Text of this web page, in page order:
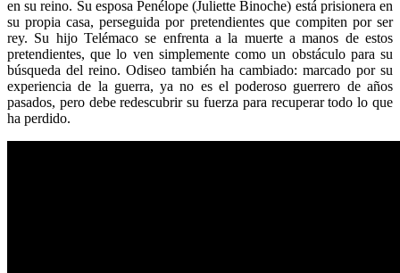
en su reino. Su esposa Penélope (Juliette Binoche) está prisionera en
su propia casa, perseguida por pretendientes que compiten por ser
rey. Su hijo Telémaco se enfrenta a la muerte a manos de estos
pretendientes, que lo ven simplemente como un obstáculo para su
búsqueda del reino. Odiseo también ha cambiado: marcado por su
experiencia de la guerra, ya no es el poderoso guerrero de años
pasados, pero debe redescubrir su fuerza para recuperar todo lo que
ha perdido.